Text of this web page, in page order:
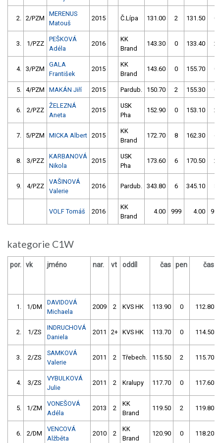
2. 2/PZM
MERENUS
Matouš
2015 Č.Lípa 131.00 2 131.50 0
3. 1/PZZ
PEŠKOVÁ
Adéla
2016
KK
Brand
143.30 0 133.40 2
4. 3/PZM
GALA
František
2015
KK
Brand
143.60 0 155.70 0
5. 4/PZM MAKÁN Jiří 2015 Pardub. 150.70 2 155.30 0
6. 2/PZZ
ŽELEZNÁ
Aneta
2015
USK
Pha
152.90 0 153.10 2
7. 5/PZM MICKA Albert 2015
KK
Brand
172.70 8 162.30 6
8. 3/PZZ
KARBANOVÁ
Nikola
2015
USK
Pha
173.60 6 170.50 2
9. 4/PZZ
VAŠINOVÁ
Valerie
2016 Pardub. 343.80 6 345.10 8
VOLF Tomáš 2016
KK
Brand
4.00 999 4.00 999
kategorie C1W
por. vk jméno nar. vt oddíl čas pen čas
1. 1/DM
DAVIDOVÁ
Michaela
2009 2 KVS HK 113.90 0 112.80
2. 1/ZS
INDRUCHOVÁ
Daniela
2011 2+ KVS HK 113.70 0 114.50
3. 2/ZS
SAMKOVÁ
Valerie
2011 2 Třebech. 115.50 2 115.70
4. 3/ZS
VYBULKOVÁ
Julie
2011 2 Kralupy 117.70 0 117.60
5. 1/ZM
VONEŠOVÁ
Adéla
2013 2
KK
Brand
119.50 2 119.80
6. 2/DM
VENCOVÁ
Alžběta
2010 2
KK
Brand
120.90 0 118.20